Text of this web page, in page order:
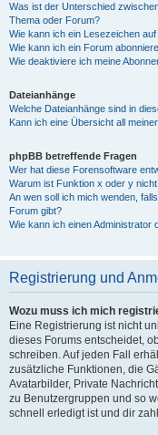
Was ist der Unterschied
Thema oder Forum?
Wie kann ich ein Lesezeichen
Wie kann ich ein Forum
Wie deaktiviere ich meine
Dateianhänge
Welche Dateianhänge sind in
Kann ich eine Übersicht all
phpBB betreffende Fragen
Wer hat diese Forensoftware
Warum ist Funktion x oder y
An wen soll ich mich wenden,
Forum gibt?
Wie kann ich einen Administrator
Registrierung und
Wozu muss ich mich
Eine Registrierung ist nicht
dieses Forums entscheidet,
schreiben. Auf jeden Fall
zusätzliche Funktionen, die
Avatarbilder, Private
zu Benutzergruppen und so
schnell erledigt ist und dir